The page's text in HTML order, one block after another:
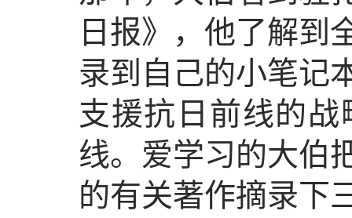
日报》，他了解到
录到自己的小笔记
支援抗日前线的
线。爱学习的大伯
的有关著作摘录下